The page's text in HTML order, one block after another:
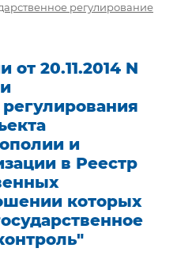
регулирование
20.11.2014 N
и
в Реестр
которых